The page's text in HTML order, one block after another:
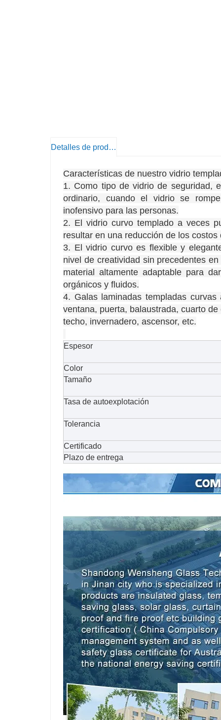
Detalles de producto
Características de nuestro vidrio
1. Como tipo de vidrio de seguridad,
ordinario, cuando el vidrio se
inofensivo para las personas.
2. El vidrio curvo templado a veces
resultar en una reducción de los costos
3. El vidrio curvo es flexible y
nivel de creatividad sin precedentes
material altamente adaptable para
orgánicos y fluidos.
4. Galas laminadas templadas
ventana, puerta, balaustrada, cuarto
techo, invernadero, ascensor, etc.
Espesor
Color
Tamaño
Tasa de autoexplotación
Tolerancia
Certificado
Plazo de entrega